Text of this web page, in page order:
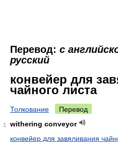
Перевод: с
русский
конвейер для
чайного листа
Толкование Перевод
1
withering conveyor
конвейер для завяливания